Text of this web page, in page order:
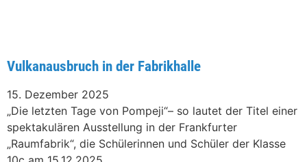
Vulkanausbruch in der Fabrikhalle
15. Dezember 2025
„Die letzten Tage von Pompeji“– so lautet der Titel einer
spektakulären Ausstellung in der Frankfurter
„Raumfabrik“, die Schülerinnen und Schüler der Klasse